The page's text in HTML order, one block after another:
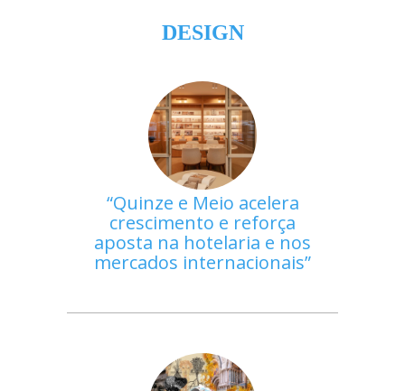
DESIGN
Quinze e Meio acelera
crescimento e reforça
aposta na hotelaria e nos
mercados internacionais